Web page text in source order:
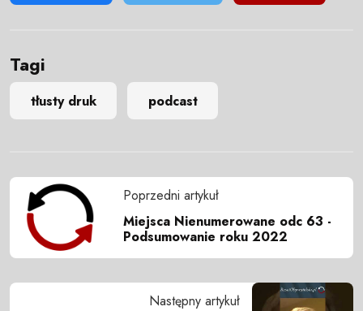
Tagi
tłusty druk podcast
Poprzedni artykuł
Miejsca Nienumerowane odc 63 -
Podsumowanie roku 2022
Następny artykuł